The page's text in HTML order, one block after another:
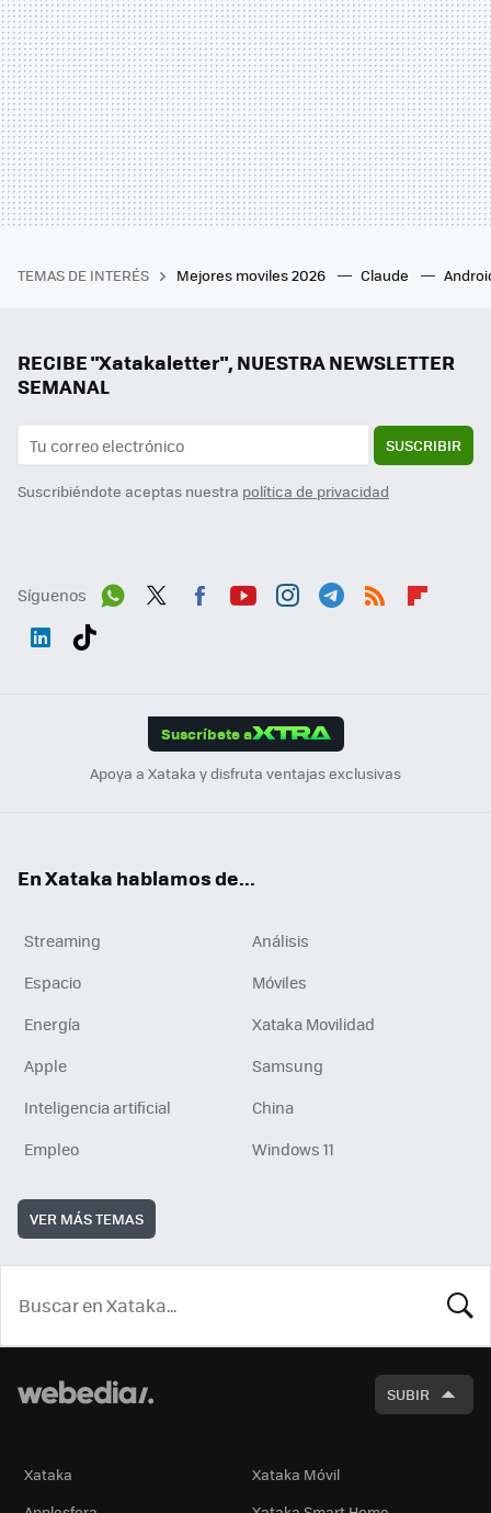
TEMAS DE INTERÉS Mejores moviles 2026 Claude
RECIBE "Xatakaletter", NUESTRA NEWSLETTER
SEMANAL
SUSCRIBIR
Suscribiéndote aceptas nuestra política de privacidad
Síguenos
Suscríbete a
Apoya a Xataka y disfruta ventajas exclusivas
En Xataka hablamos de...
Streaming
Análisis
Espacio
Móviles
Energía
Xataka Movilidad
Apple
Samsung
Inteligencia artificial
China
Empleo
Windows 11
VER MÁS TEMAS
SUBIR
Xataka
Xataka Móvil